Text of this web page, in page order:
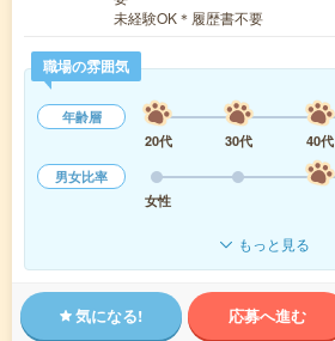
未経験OK＊履歴書不要
職場の雰囲気
年齢層
20代
30代 40代
男女比率
女性
もっと見る
気になる! 応募へ進む